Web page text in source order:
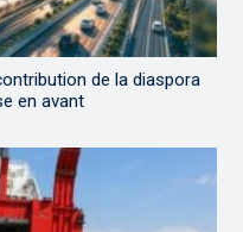
de la diaspora
en avant